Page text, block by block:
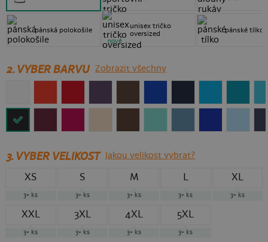
pánská polokošile
unisex tričko
oversized
nové
pánské tílko
2. VYBER BARVU Zobrazit všechny
3.VYBER VELIKOST Jakou velikost vybrat?
XS
3+ ks
S
3+ ks
M
3+ ks
L
3+ ks
XL
3+ ks
XXL
3+ ks
3XL
3+ ks
4XL
3+ ks
5XL
3+ ks